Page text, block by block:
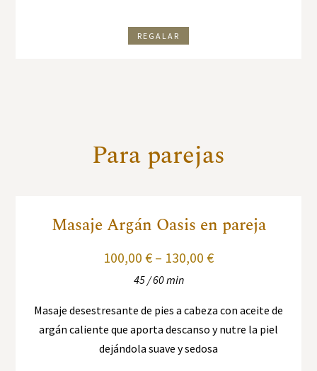
REGALAR
Para parejas
Masaje Argán Oasis en pareja
100,00 € – 130,00 €
45 / 60 min
Masaje desestresante de pies a cabeza con aceite de
argán caliente que aporta descanso y nutre la piel
dejándola suave y sedosa